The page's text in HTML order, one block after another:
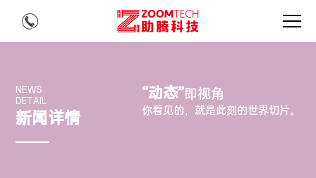
NEWS
DETAIL
新闻详情
“动态”即视角
你看见的，就是此刻的世界切片。